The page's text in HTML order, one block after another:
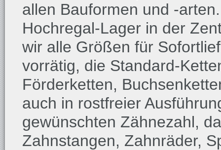
allen Bauformen und -
Hochregal-Lager in der
wir alle Größen für
vorrätig, die Standard-
Förderketten,
auch in rostfreier
gewünschten Zähnezahl,
Zahnstangen, Zahnräder,